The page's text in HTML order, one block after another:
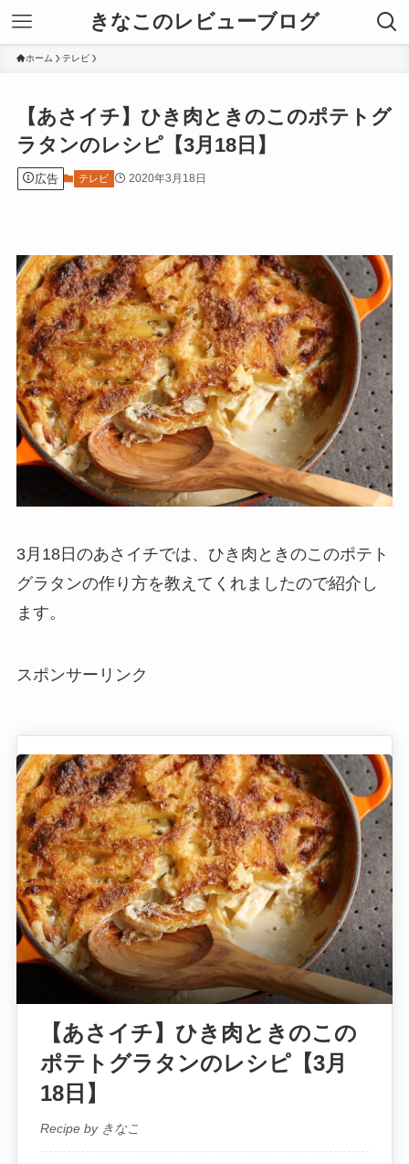
きなこのレビューブログ
ホーム テレビ
【あさイチ】ひき肉ときのこのポテトグ
ラタンのレシピ【3月18日】
広告 テレビ 2020年3月18日
3月18日のあさイチでは、ひき肉ときのこのポテト
グラタンの作り方を教えてくれましたので紹介し
ます。
スポンサーリンク
【あさイチ】ひき肉ときのこの
ポテトグラタンのレシピ【3月
18日】
Recipe by きなこ